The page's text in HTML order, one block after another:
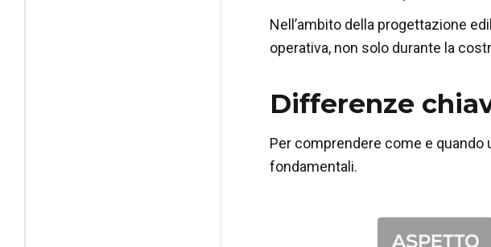
Nell’ambito della progettazione
operativa, non solo durante la
Differenze
Per comprendere come e
fondamentali.